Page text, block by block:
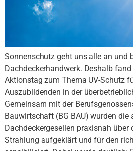
Sonnenschutz geht uns alle an und
Dachdeckerhandwerk. Deshalb fand
Aktionstag zum Thema UV-Schutz
Auszubildenden in der
Gemeinsam mit der
Bauwirtschaft (BG BAU) wurden die
Dachdeckergesellen praxisnah über
Strahlung aufgeklärt und für den